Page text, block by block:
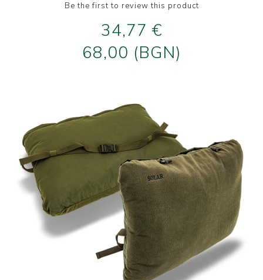
Be the first to review this product
34,77 €
68,00 (BGN)